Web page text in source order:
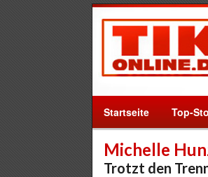
Startseite Top-
Michelle
Trotzt den